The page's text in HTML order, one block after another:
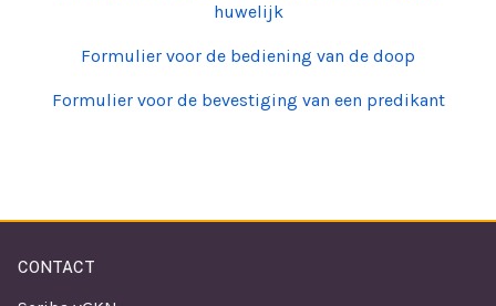
huwelijk
Formulier voor de bediening van de doop
Formulier voor de bevestiging van een predikant
CONTACT